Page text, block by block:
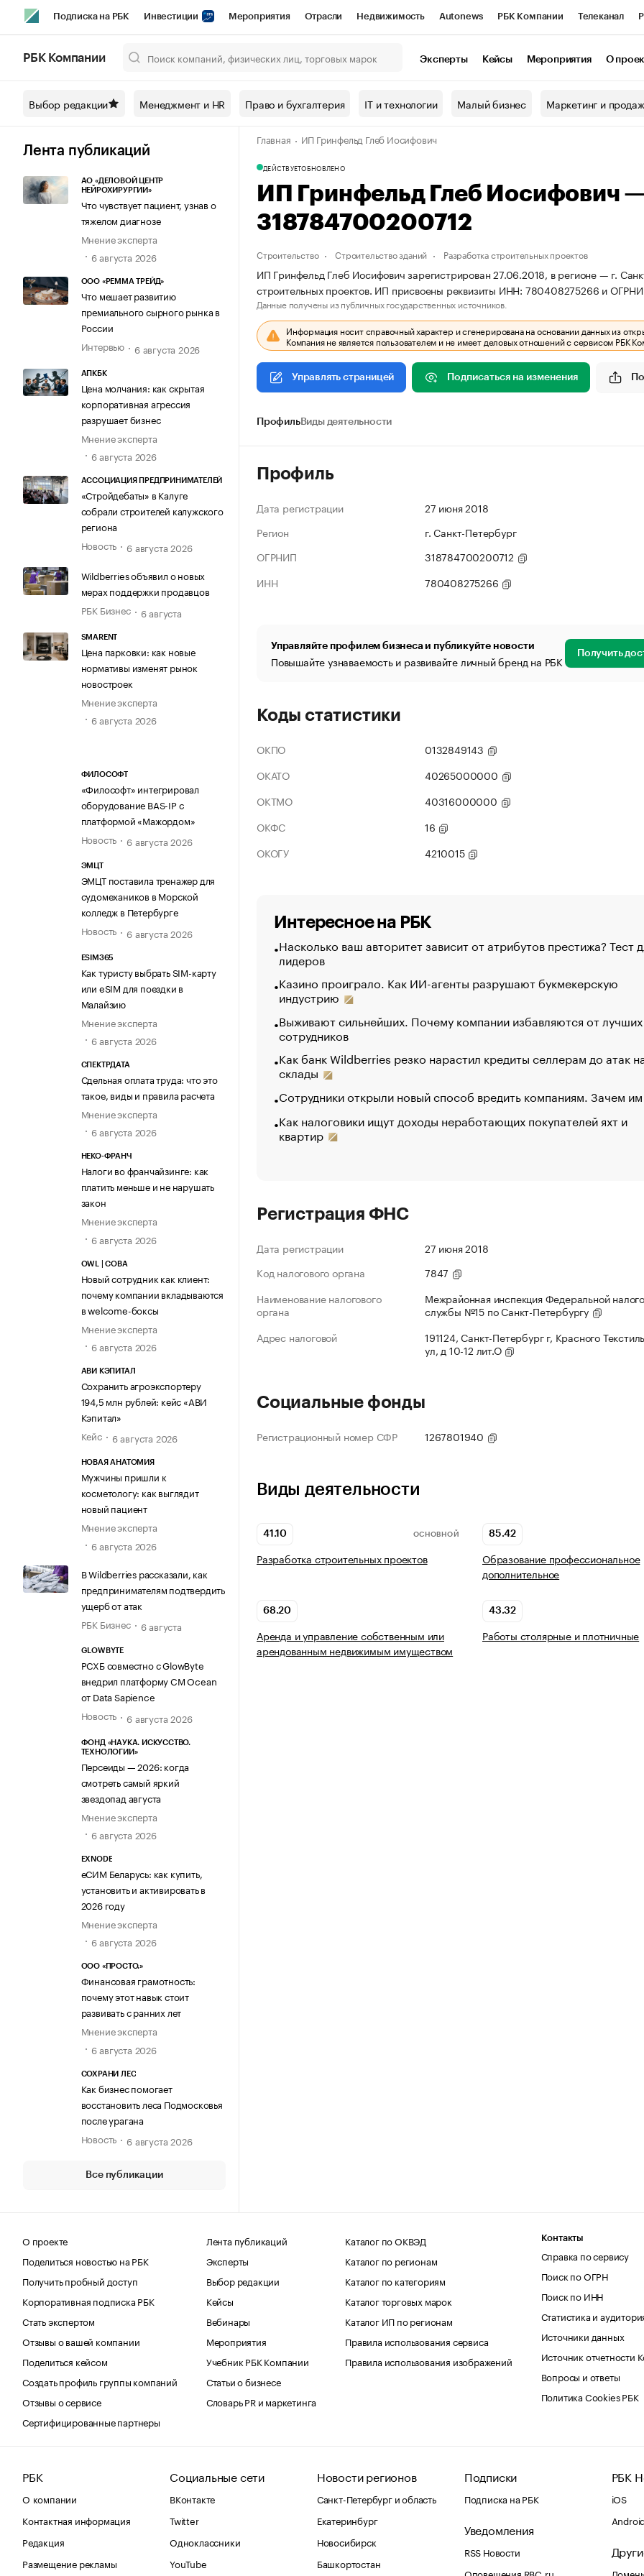
Подписка на РБК Инвестиции Мероприятия Отрасли Недвижимость Autonews РБК Компании Телеканал
Спецпроекты СПб Конференции СПб Спецпроекты Проверка контрагентов
Технологии и медиа Рынок наличной валюты
РБК Компании Эксперты Кейсы Мероприятия О
Выбор редакции Менеджмент и HR Право и бухгалтерия IT и технологии Малый бизнес Маркетинг и
Лента публикаций
АО «ДЕЛОВОЙ ЦЕНТР
НЕЙРОХИРУРГИИ»
Что чувствует пациент, узнав о
тяжелом диагнозе
Мнение эксперта
6 августа 2026
ООО «РЕММА ТРЕЙД»
Что мешает развитию
премиального сырного рынка в
России
Интервью
6 августа 2026
АПКБК
Цена молчания: как скрытая
корпоративная агрессия
разрушает бизнес
Мнение эксперта
6 августа 2026
АССОЦИАЦИЯ ПРЕДПРИНИМАТЕЛЕЙ
«Стройдебаты» в Калуге
собрали строителей калужского
региона
Новость
6 августа 2026
Wildberries объявил о новых
мерах поддержки продавцов
РБК Бизнес
6 августа
SMARENT
Цена парковки: как новые
нормативы изменят рынок
новостроек
Мнение эксперта
6 августа 2026
ФИЛОСОФТ
«Философт» интегрировал
оборудование BAS-IP с
платформой «Мажордом»
Новость
6 августа 2026
ЭМЦТ
ЭМЦТ поставила тренажер для
судомехаников в Морской
колледж в Петербурге
Новость
6 августа 2026
ESIM365
Как туристу выбрать SIM-карту
или eSIM для поездки в
Малайзию
Мнение эксперта
6 августа 2026
СПЕКТРДАТА
Сдельная оплата труда: что это
такое, виды и правила расчета
Мнение эксперта
6 августа 2026
НЕКО-ФРАНЧ
Налоги во франчайзинге: как
платить меньше и не нарушать
закон
Мнение эксперта
6 августа 2026
OWL | СОВА
Новый сотрудник как клиент:
почему компании вкладываются
в welcome-боксы
Мнение эксперта
6 августа 2026
АВИ КЭПИТАЛ
Сохранить агроэкспортеру
194,5 млн рублей: кейс «АВИ
Кэпитал»
Кейс
6 августа 2026
НОВАЯ АНАТОМИЯ
Мужчины пришли к
косметологу: как выглядит
новый пациент
Мнение эксперта
6 августа 2026
В Wildberries рассказали, как
предпринимателям подтвердить
ущерб от атак
РБК Бизнес
6 августа
GLOWBYTE
РСХБ совместно с GlowByte
внедрил платформу CM Ocean
от Data Sapience
Новость
6 августа 2026
ФОНД «НАУКА. ИСКУССТВО.
ТЕХНОЛОГИИ»
Персеиды — 2026: когда
смотреть самый яркий
звездопад августа
Мнение эксперта
6 августа 2026
EXNODE
еСИМ Беларусь: как купить,
установить и активировать в
2026 году
Мнение эксперта
6 августа 2026
ООО «ПРОСТО.»
Финансовая грамотность:
почему этот навык стоит
развивать с ранних лет
Мнение эксперта
6 августа 2026
СОХРАНИ ЛЕС
Как бизнес помогает
восстановить леса Подмосковья
после урагана
Новость
6 августа 2026
Все публикации
Главная ИП Гринфельд Глеб Иосифович
ДЕЙСТВУЕТОБНОВЛЕНО
ИП Гринфельд Глеб Иосифович
318784700200712
Строительство Строительство зданий Разработка строительных проектов
ИП Гринфельд Глеб Иосифович зарегистрирован 27.06.2018, в регионе — г.
строительных проектов. ИП присвоены реквизиты ИНН: 780408275266 и
Данные получены из публичных государственных источников.
Информация носит справочный характер и сгенерирована на основании данных из
Компания не является пользователем и не имеет деловых отношений с сервисом РБК
Управлять страницей Подписаться на изменения
ПрофильВиды деятельности
Профиль
Дата регистрации
27 июня 2018
Регион
г. Санкт-Петербург
ОГРНИП
318784700200712
ИНН
780408275266
Управляйте профилем бизнеса и публикуйте новости
Повышайте узнаваемость и развивайте личный бренд на РБК Получить
Коды статистики
ОКПО
0132849143
ОКАТО
40265000000
ОКТМО
40316000000
ОКФС
16
ОКОГУ
4210015
Интересное на РБК
Насколько ваш авторитет зависит от атрибутов престижа? Тест
лидеров
Казино проиграло. Как ИИ-агенты разрушают букмекерскую
индустрию
Выживают сильнейших. Почему компании избавляются от лучших
сотрудников
Как банк Wildberries резко нарастил кредиты селлерам до атак
склады
Сотрудники открыли новый способ вредить компаниям. Зачем
Как налоговики ищут доходы неработающих покупателей яхт и
квартир
Регистрация ФНС
Дата регистрации
27 июня 2018
Код налогового органа
7847
Наименование налогового
органа
Межрайонная инспекция Федеральной
службы №15 по Санкт-Петербургу
Адрес налоговой
191124, Санкт-Петербург г, Красного
ул, д 10-12 лит.О
Социальные фонды
Регистрационный номер СФР 1267801940
Виды деятельности
41.10 ОСНОВНОЙ
Разработка строительных проектов
85.42
Образование профессиональное
дополнительное
68.20
Аренда и управление собственным или
арендованным недвижимым имуществом
43.32
Работы столярные и плотничные
О проекте
Поделиться новостью на РБК
Получить пробный доступ
Корпоративная подписка РБК
Стать экспертом
Отзывы о вашей компании
Поделиться кейсом
Создать профиль группы компаний
Отзывы о сервисе
Сертифицированные партнеры
Лента публикаций
Эксперты
Выбор редакции
Кейсы
Вебинары
Мероприятия
Учебник РБК Компании
Статьи о бизнесе
Словарь PR и маркетинга
Каталог по ОКВЭД
Каталог по регионам
Каталог по категориям
Каталог торговых марок
Каталог ИП по регионам
Правила использования сервиса
Правила использования изображений
Контакты
Справка по сервису
Поиск по ОГРН
Поиск по ИНН
Статистика и
Источники данных
Источник отчетности
Вопросы и ответы
Политика Cookies РБК
РБК
О компании
Контактная информация
Редакция
Размещение рекламы
Социальные сети
ВКонтакте
Twitter
Одноклассники
YouTube
Новости регионов
Санкт-Петербург и область
Екатеринбург
Новосибирск
Башкортостан
Подписки
Подписка на РБК
Уведомления
RSS Новости
Оповещения RBC.ru
РБК
iOS